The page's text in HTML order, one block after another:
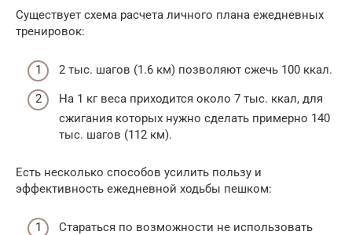
Существует схема расчета личного плана ежедневных
тренировок:
2 тыс. шагов (1.6 км) позволяют сжечь 100 ккал.
На 1 кг веса приходится около 7 тыс. ккал, для
сжигания которых нужно сделать примерно 140
тыс. шагов (112 км).
Есть несколько способов усилить пользу и
эффективность ежедневной ходьбы пешком:
Стараться по возможности не использовать